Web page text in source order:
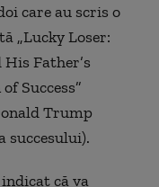
care au scris o
„Lucky Loser:
Father’s
Success”
Trump
succesului).
că va